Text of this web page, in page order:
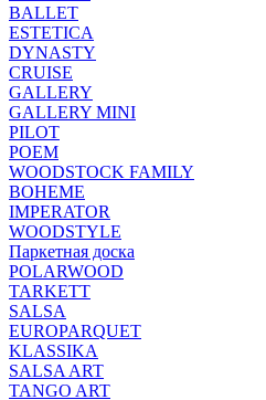
BALLET
ESTETICA
DYNASTY
CRUISE
GALLERY
GALLERY MINI
PILOT
POEM
WOODSTOCK FAMILY
BOHEME
IMPERATOR
WOODSTYLE
Паркетная доска
POLARWOOD
TARKETT
SALSA
EUROPARQUET
KLASSIKA
SALSA ART
TANGO ART